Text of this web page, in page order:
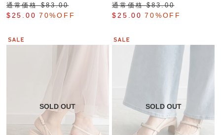
通常価格 $‌83.00
$‌25.00 70%OFF
ス
通常価格 $‌83.00
$‌25.00 70%OFF